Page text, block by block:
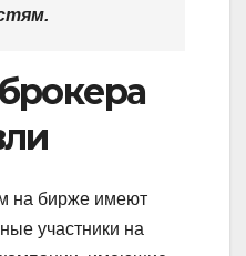
на бирже имеют
участники на